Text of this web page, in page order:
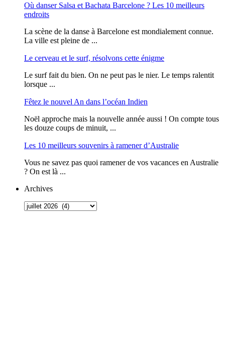
Où danser Salsa et Bachata Barcelone ? Les 10 meilleurs
endroits
La scène de la danse à Barcelone est mondialement connue.
La ville est pleine de ...
Le cerveau et le surf, résolvons cette énigme
Le surf fait du bien. On ne peut pas le nier. Le temps ralentit
lorsque ...
Fêtez le nouvel An dans l’océan Indien
Noël approche mais la nouvelle année aussi ! On compte tous
les douze coups de minuit, ...
Les 10 meilleurs souvenirs à ramener d’Australie
Vous ne savez pas quoi ramener de vos vacances en Australie
? On est là ...
Archives